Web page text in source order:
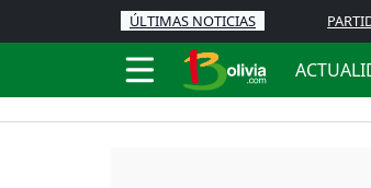
ÚLTIMAS NOTICIAS